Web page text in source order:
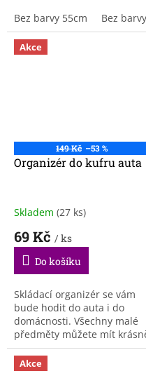
kterou si běžně musíte
hlídat každý den, u této...
Bez barvy 55cm Bez barvy
Akce
149 Kč –53 %
Organizér do kufru auta
Skladem (27 ks)
69 Kč / ks
Do košíku
Skládací organizér se vám
bude hodit do auta i do
domácnosti. Všechny malé
předměty můžete mít
zorganizované.
Akce